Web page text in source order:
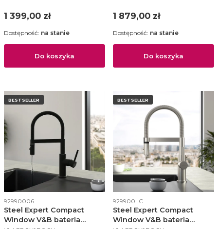
Cena
1 399,00 zł
Do koszyka
Dostępność: na stanie
Cena
1 879,00 zł
Do koszyka
Dostępność: na stanie
BESTSELLER
Kod produktu
92990006
Steel Expert Compact
Window V&B bateria
BESTSELLER
Kod produktu
929900LC
Steel Expert Compact
Window V&B bateria